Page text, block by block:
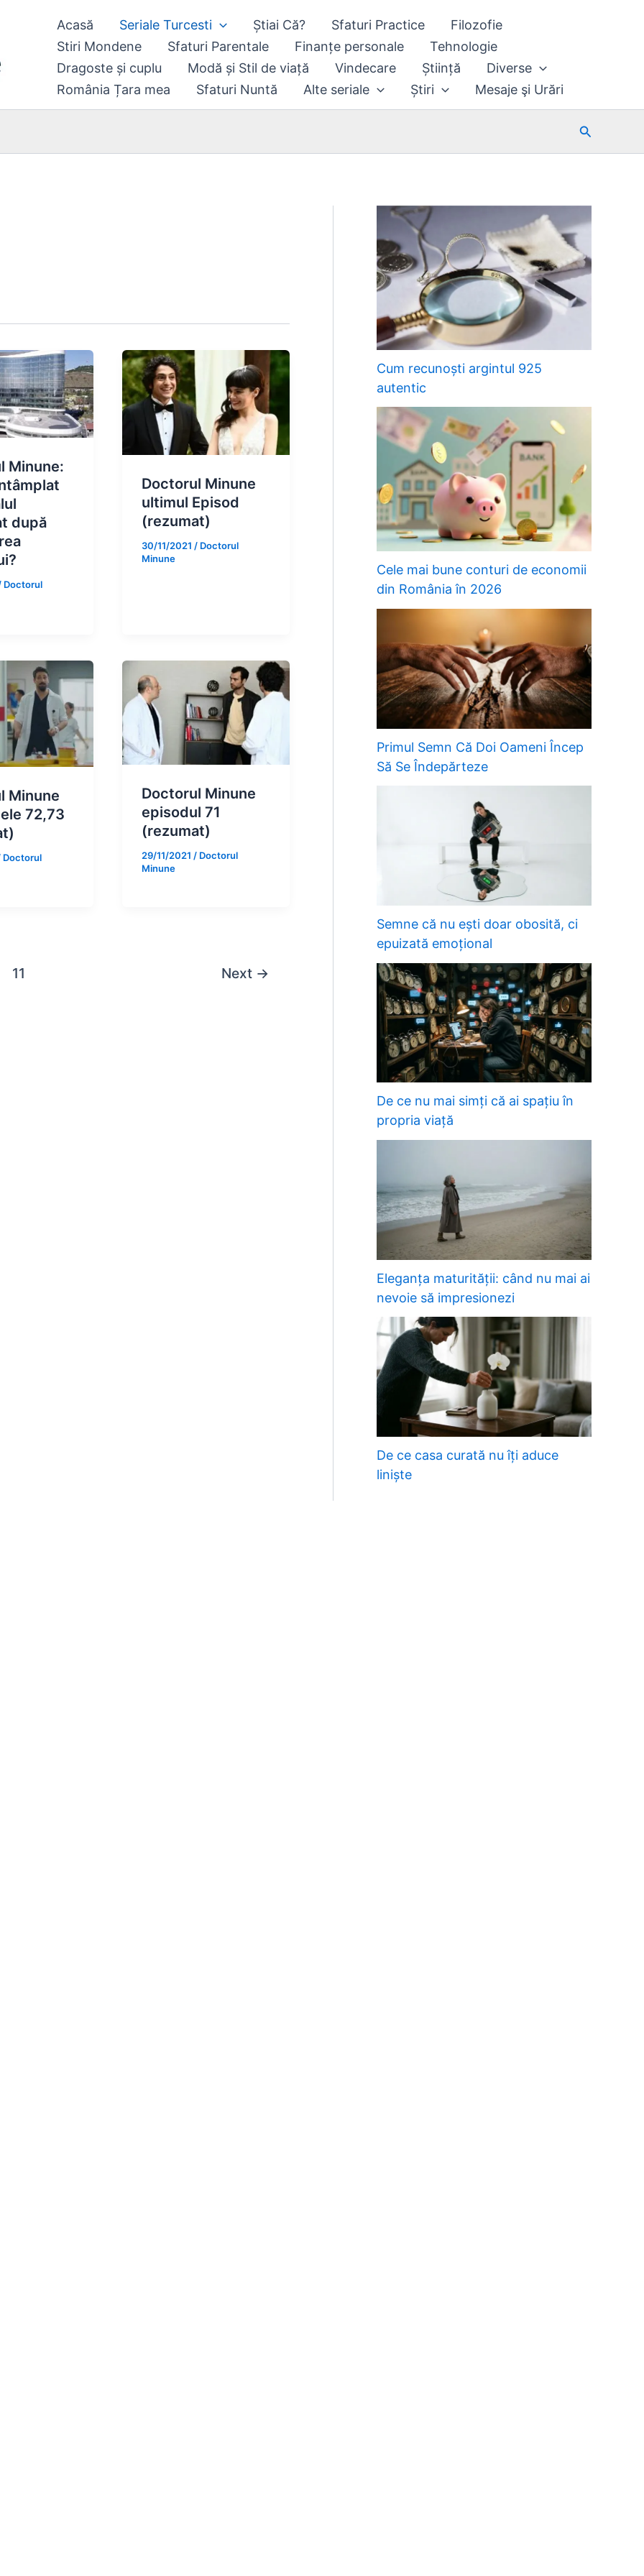
Acasă Seriale Turcesti Știai Că? Sfaturi Practice
Filozofie
Stiri Mondene
Sfaturi Parentale Finanțe personale
Tehnologie
Dragoste și cuplu
Modă și Stil de viață Vindecare Știință
Diverse
România Țara mea
Sfaturi Nuntă Alte seriale Știri Mesaje şi Urări
Search
Minune:
după
Doctorul
Doctorul Minune
ultimul Episod
(rezumat)
30/11/2021 / Doctorul
Minune
Minune
72,73
Doctorul
Doctorul Minune
episodul 71
(rezumat)
29/11/2021 / Doctorul
Minune
11 Next →
Cum recunoști argintul 925
autentic
Cele mai bune conturi de economii
din România în 2026
Primul Semn Că Doi Oameni Încep
Să Se Îndepărteze
Semne că nu ești doar obosită, ci
epuizată emoțional
De ce nu mai simți că ai spațiu în
propria viață
Eleganța maturității: când nu mai ai
nevoie să impresionezi
De ce casa curată nu îți aduce
liniște